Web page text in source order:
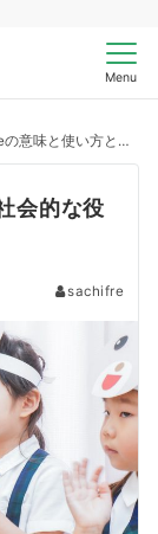
Menu
使い方とは？役柄、社会的な役割の英語、Rollとの違いも解説
会的な役
sachifre